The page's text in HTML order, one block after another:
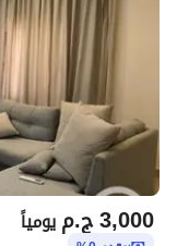
ج.م3,000 يومياً